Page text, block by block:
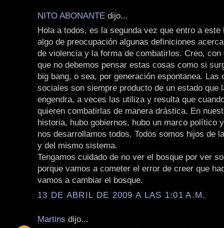
NITO ABONANTE dijo...
Hola a todos, es la segunda vez que entro a este
algo de preocupación algunas definiciones
de violencia y la forma de combatirlos. Creo, con
que no debemos pensar estas cosas como si
big bang, o sea, por generación espontanea. Las
sociales son siempre producto de un estado que
engendra, a veces las utiliza y resulta que
quieren combatirlas de manera drástica. En
historia, hubo gobiernos, hubo un marco político
nos desarrollamos todos. Todos somos hijos de
y del mismo sistema.
Tengamos cuidado de no ver el bosque por ver
porque vamos a cometer el error de creer que
vamos a cambiar el bosque.
13 DE ABRIL DE 2009 A LAS 1:01 A.M.
Martins dijo...